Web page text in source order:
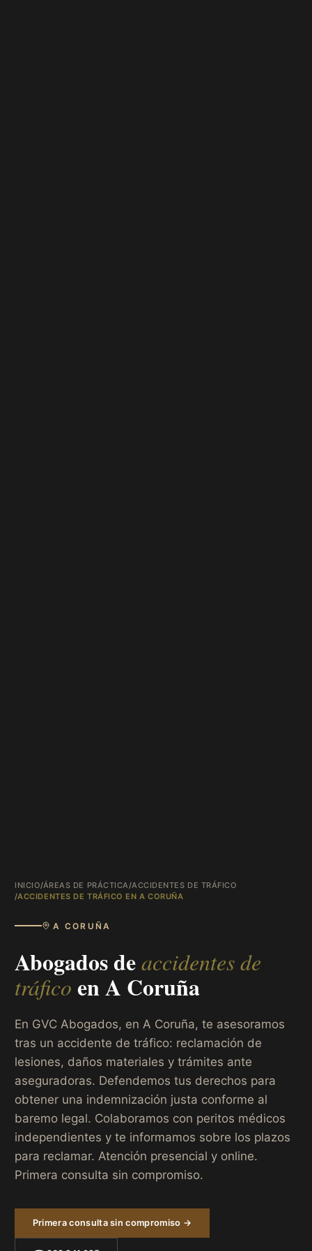
INICIO/ÁREAS DE PRÁCTICA/ACCIDENTES DE TRÁFICO
/ACCIDENTES DE TRÁFICO EN A CORUÑA
A CORUÑA
Abogados deaccidentes de
tráfico enA Coruña
En GVC Abogados, en A Coruña, te asesoramos
tras un accidente de tráfico: reclamación de
lesiones, daños materiales y trámites ante
aseguradoras. Defendemos tus derechos para
obtener una indemnización justa conforme al
baremo legal. Colaboramos con peritos médicos
independientes y te informamos sobre los plazos
para reclamar. Atención presencial y online.
Primera consulta sin compromiso.
Primera consulta sin compromiso →